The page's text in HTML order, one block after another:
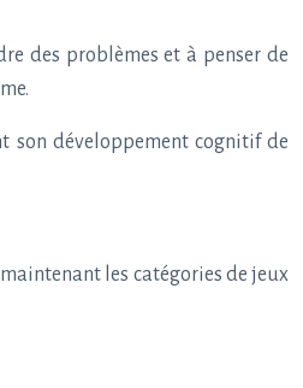
des problèmes et à penser de
son développement cognitif de
les catégories de jeux